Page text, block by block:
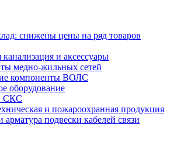
снижены цены на ряд товаров
канализация и аксессуары
медно-жильных сетей
компоненты ВОЛС
оборудование
СКС
и пожароохранная продукция
подвески кабелей связи